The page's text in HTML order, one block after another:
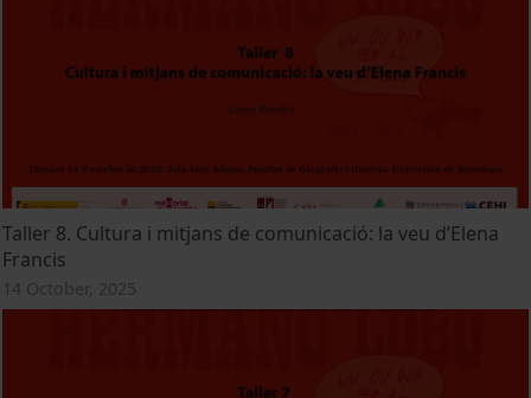
Taller 8. Cultura i mitjans de comunicació: la veu d’Elena
Francis
14 October, 2025